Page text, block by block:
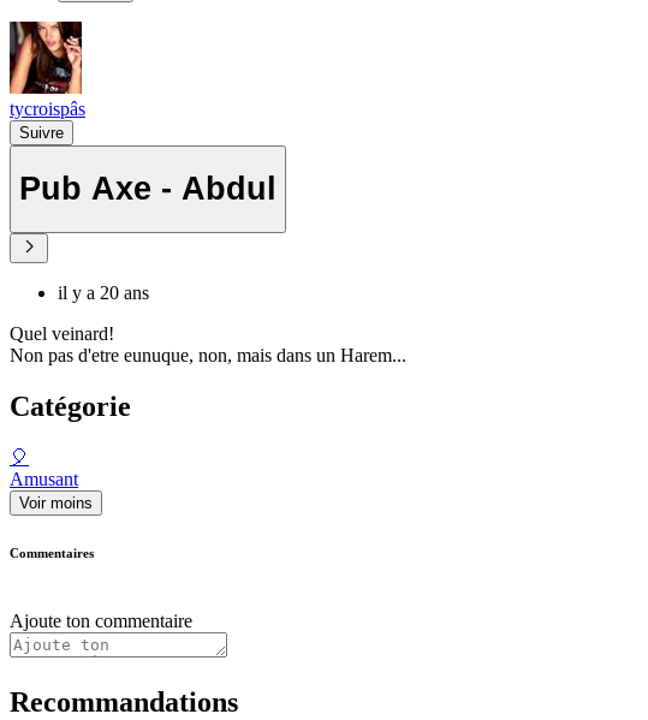
tycroispâs
Suivre
Pub Axe - Abdul
il y a 20 ans
Quel veinard!
Non pas d'etre eunuque, non, mais dans un Harem...
Catégorie
🎈
Amusant
Voir moins
Commentaires
Ajoute ton commentaire
Recommandations